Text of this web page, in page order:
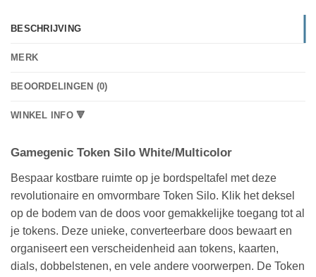
BESCHRIJVING
MERK
BEOORDELINGEN (0)
WINKEL INFO 🔻
Gamegenic Token Silo White/Multicolor
Bespaar kostbare ruimte op je bordspeltafel met deze
revolutionaire en omvormbare Token Silo. Klik het deksel
op de bodem van de doos voor gemakkelijke toegang tot al
je tokens. Deze unieke, converteerbare doos bewaart en
organiseert een verscheidenheid aan tokens, kaarten,
dials, dobbelstenen, en vele andere voorwerpen. De Token